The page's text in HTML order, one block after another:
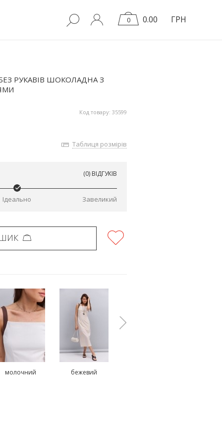
0 0.00 ГРН
РУКАВІВ ШОКОЛАДНА З
Код товару: 35599
Таблиця розмірів
(0) ВІДГУКІВ
Ідеально Завеликий
молочний бежевий